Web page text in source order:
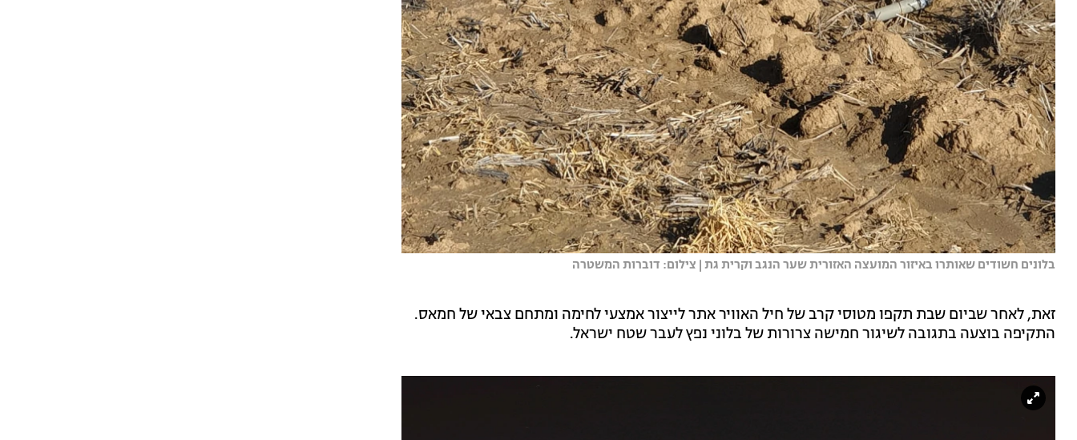
בלונים חשודים שאותרו באיזור המועצה האזורית שער הנגב וקרית גת | צילום: דוברות המשטרה
זאת, לאחר שביום שבת תקפו מטוסי קרב של חיל האוויר אתר לייצור אמצעי לחימה ומתחם צבאי של חמאס.
התקיפה בוצעה בתגובה לשיגור חמישה צרורות של בלוני נפץ לעבר שטח ישראל.